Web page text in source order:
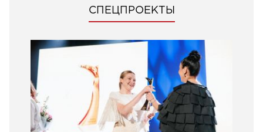
СПЕЦПРОЕКТЫ